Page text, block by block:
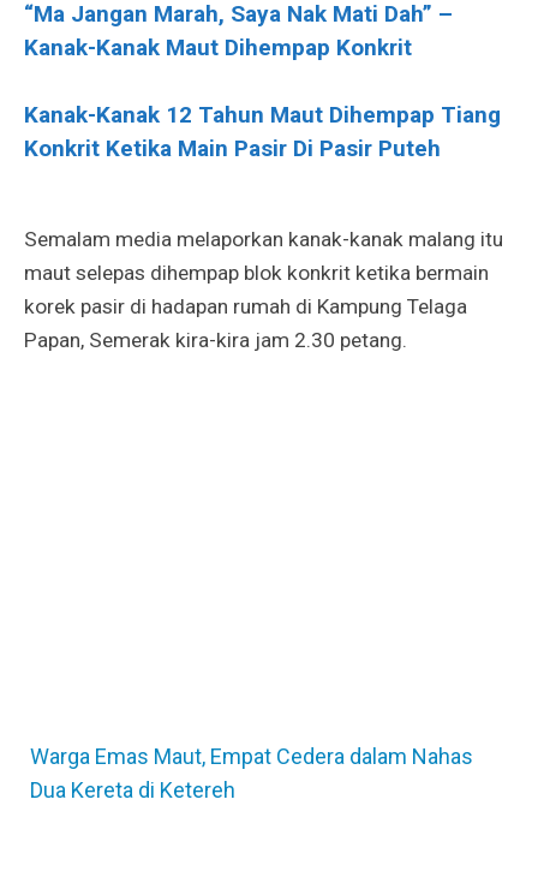
“Ma Jangan Marah, Saya Nak Mati Dah” –
Kanak-Kanak Maut Dihempap Konkrit
Kanak-Kanak 12 Tahun Maut Dihempap Tiang
Konkrit Ketika Main Pasir Di Pasir Puteh
Semalam media melaporkan kanak-kanak malang itu
maut selepas dihempap blok konkrit ketika bermain
korek pasir di hadapan rumah di Kampung Telaga
Papan, Semerak kira-kira jam 2.30 petang.
Warga Emas Maut, Empat Cedera dalam Nahas
Dua Kereta di Ketereh